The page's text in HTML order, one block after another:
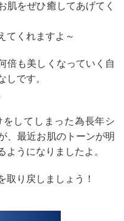
肌をぜひ癒してあげてく
てくれますよ～
倍も美しくなっていく自
しです。
してしまった為長年シ
、最近お肌のトーンが明
ようになりましたよ。
取り戻しましょう！